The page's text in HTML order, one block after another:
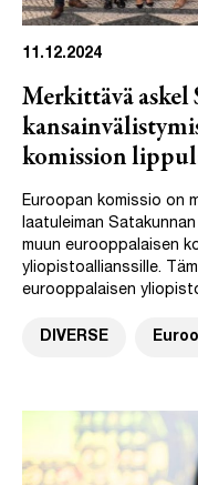
11.12.2024
Merkittävä askel
komission
Euroopan komissio on
laatuleiman
muun eurooppalaisen
yliopistoallianssille.
eurooppalaisen
DIVERSE